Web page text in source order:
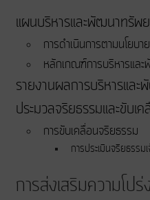
แผนบริหารและพัฒนาทรัพ
การดำเนินการตามนโยบ
หลักเกณฑ์การบริหารแล
รายงานผลการบริหารแล
ประมวลจริยธรรมและขับเ
การขับเคลื่อนจริยธรรม
การประเมินจริยธรรม
การส่งเสริมความโปร่